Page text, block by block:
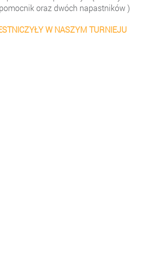
oraz dwóch napastników )
W NASZYM TURNIEJU